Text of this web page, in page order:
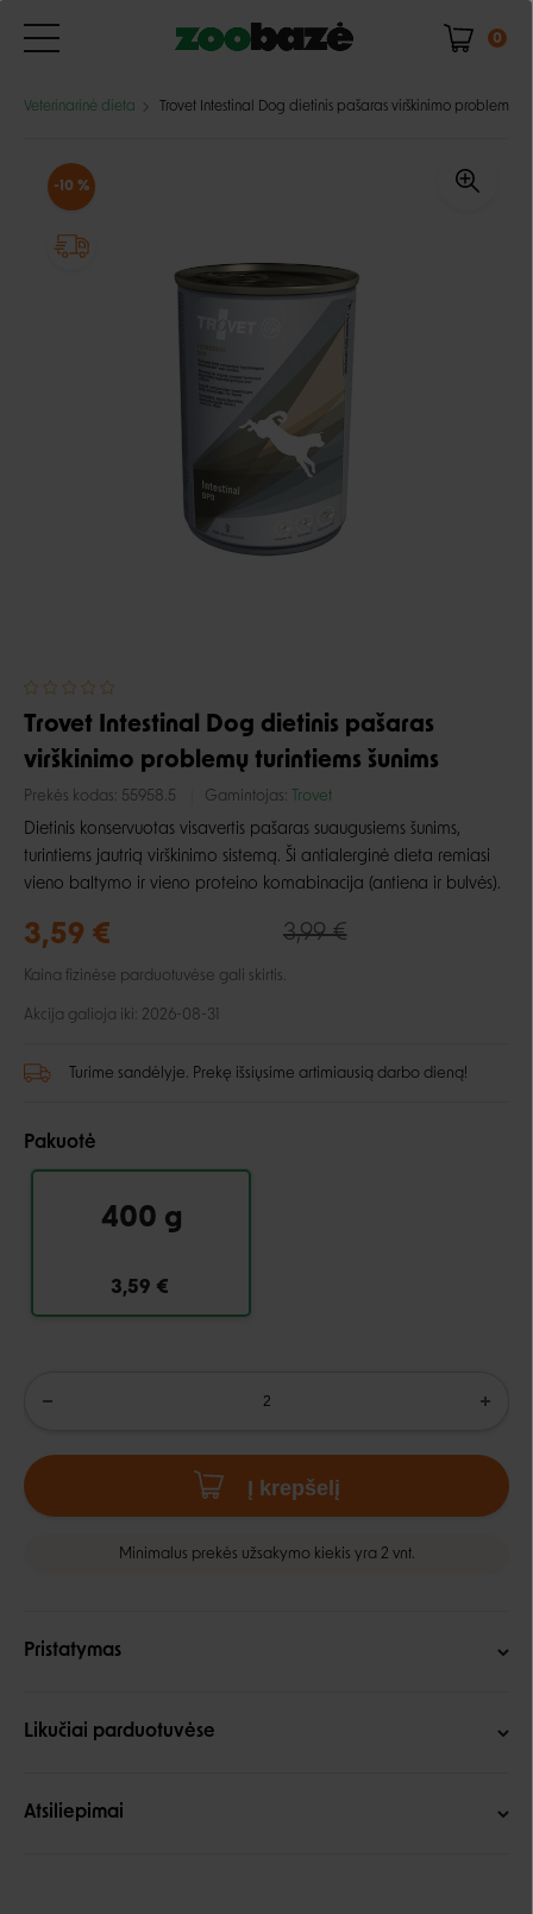
0
Veterinarinė dieta Trovet Intestinal Dog dietinis pašaras virškinimo problemų
-10 %
Trovet Intestinal Dog dietinis pašaras
virškinimo problemų turintiems šunims
Prekės kodas: 55958.5 Gamintojas: Trovet
Dietinis konservuotas visavertis pašaras suaugusiems šunims,
turintiems jautrią virškinimo sistemą. Ši antialerginė dieta remiasi
vieno baltymo ir vieno proteino komabinacija (antiena ir bulvės).
3,59 € 3,99 €
Kaina fizinėse parduotuvėse gali skirtis.
Akcija galioja iki: 2026-08-31
Turime sandėlyje. Prekę išsiųsime artimiausią darbo dieną!
Pakuotė
400 g
3,59 €
Į krepšelį
Minimalus prekės užsakymo kiekis yra 2 vnt.
Pristatymas
Likučiai parduotuvėse
Atsiliepimai